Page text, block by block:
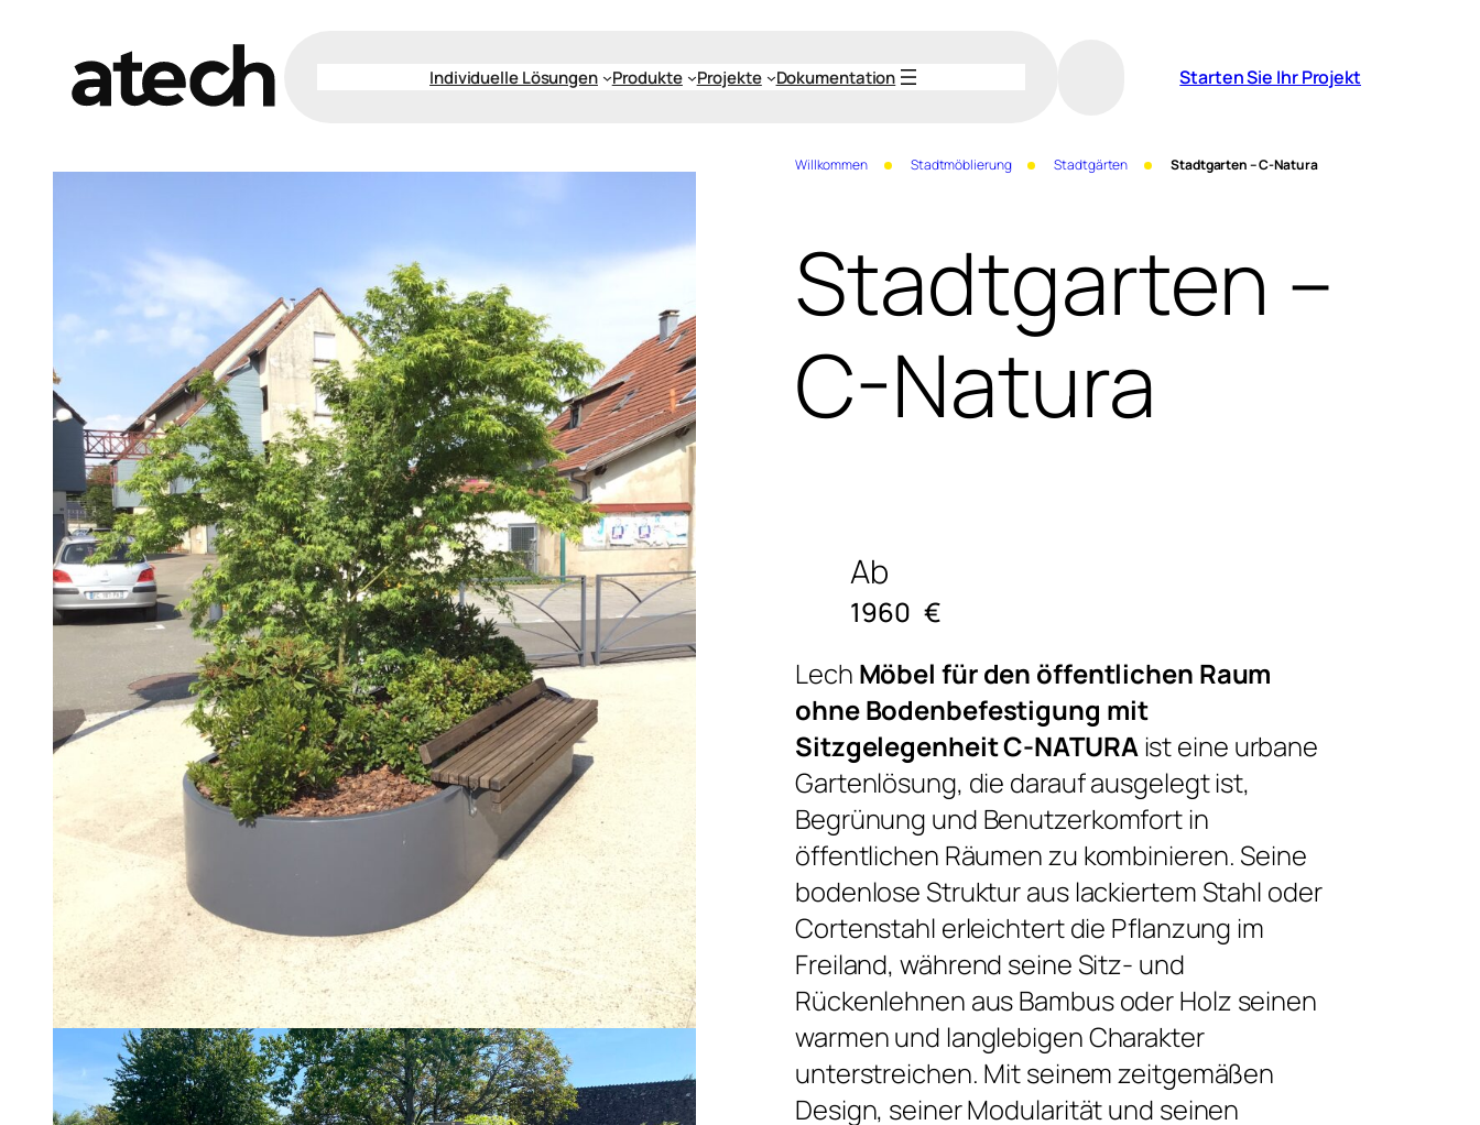
Individuelle Lösungen Produkte Projekte Dokumentation Starten Sie Ihr Projekt
Willkommen Stadtmöblierung Stadtgärten Stadtgarten – C-Natura
Stadtgarten –
C-Natura
Ab
1960 €
Lech Möbel für den öffentlichen Raum
ohne Bodenbefestigung mit
Sitzgelegenheit C-NATURAist eine urbane
Gartenlösung, die darauf ausgelegt ist,
Begrünung und Benutzerkomfort in
öffentlichen Räumen zu kombinieren. Seine
bodenlose Struktur aus lackiertem Stahl oder
Cortenstahl erleichtert die Pflanzung im
Freiland, während seine Sitz- und
Rückenlehnen aus Bambus oder Holz seinen
warmen und langlebigen Charakter
unterstreichen. Mit seinem zeitgemäßen
Design, seiner Modularität und seinen